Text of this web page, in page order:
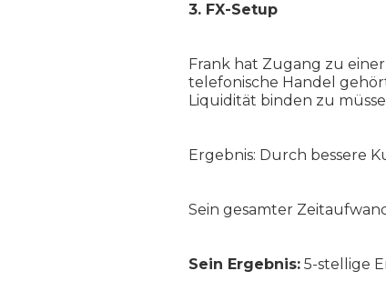
3. FX-Setup
Frank hat Zugang zu
telefonische Handel
Liquidität binden zu
Ergebnis: Durch bessere
Sein gesamter
Sein Ergebnis: 5-stellige